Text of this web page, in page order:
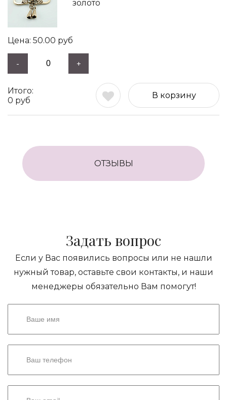
золото
50.00 руб
- +
0 руб
В корзину
ОТЗЫВЫ
Задать вопрос
Если у Вас появились вопросы или не нашли
нужный товар, оставьте свои контакты, и наши
менеджеры обязательно Вам помогут!